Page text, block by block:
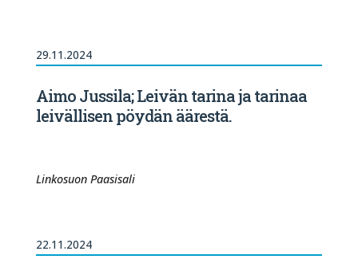
29.11.2024
Aimo Jussila; Leivän tarina ja tarinaa
leivällisen pöydän äärestä.
Linkosuon Paasisali
22.11.2024